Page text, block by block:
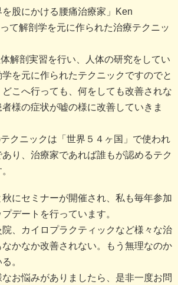
股にかける腰痛治療家」Ken
て解剖学を元に作られた治療テクニッ
解剖実習を行い、人体の研究をしてい
を元に作られたテクニックですのでと
こへ行っても、何をしても改善されな
様の症状が嘘の様に改善していきま
クニックは「世界５４ヶ国」で使われ
り、治療家であれば誰もが認めるテク
にセミナーが開催され、私も毎年参加
デートを行っています。
、カイロプラクティックなど様々な治
かなか改善されない。もう無理なのか
。
お悩みがありましたら、是非一度お問